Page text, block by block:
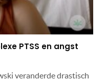
PTSS en angst
veranderde drastisch